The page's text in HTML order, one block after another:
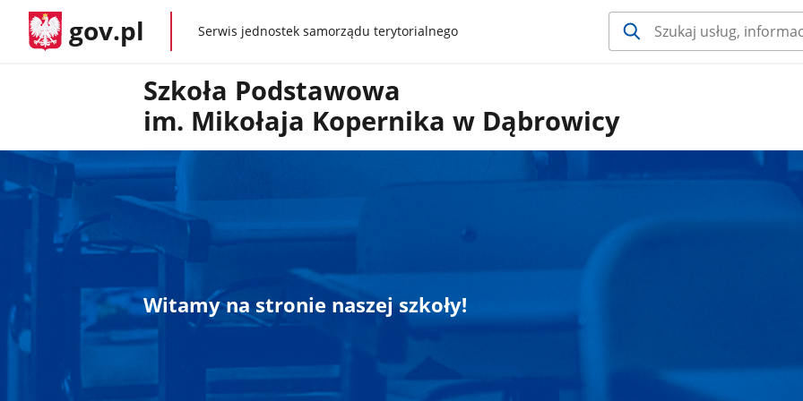
gov.pl gov.plSerwis jednostek samorządu terytorialnego
Szkoła Podstawowa
im. Mikołaja Kopernika w Dąbrowicy
Witamy na stronie naszej szkoły!